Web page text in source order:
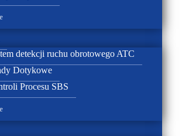
detekcji ruchu obrotowego ATC
Dotykowe
Procesu SBS